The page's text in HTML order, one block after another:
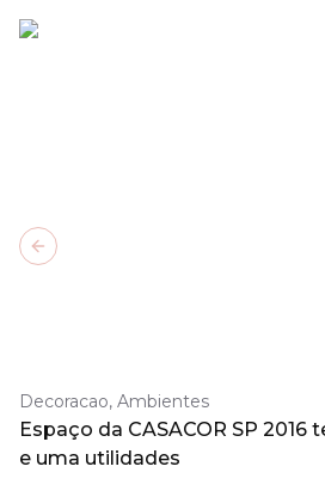
Decoracao, Ambientes
Espaço da CASACOR SP
e uma utilidades
Previous slide